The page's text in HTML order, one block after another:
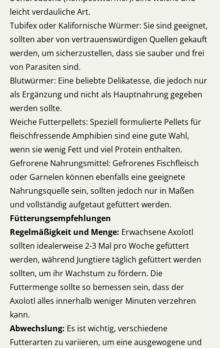
leicht verdauliche Art.
Tubifex oder Kalifornische Würmer: Sie sind geeignet,
sollten aber von vertrauenswürdigen Quellen gekauft
werden, um sicherzustellen, dass sie sauber und frei
von Parasiten sind.
Blutwürmer: Eine beliebte Delikatesse, die jedoch nur
als Ergänzung und nicht als Hauptnahrung gegeben
werden sollte.
Weiche Futterpellets: Speziell formulierte Pellets für
fleischfressende Amphibien sind eine gute Wahl,
wenn sie wenig Fett und viel Protein enthalten.
Gefrorene Nahrungsmittel: Gefrorenes Fischfleisch
oder Garnelen können ebenfalls eine geeignete
Nahrungsquelle sein, sollten jedoch nur in Maßen
und vollständig aufgetaut gefüttert werden.
Fütterungsempfehlungen
Regelmäßigkeit und Menge: Erwachsene Axolotl
sollten idealerweise 2-3 Mal pro Woche gefüttert
werden, während Jungtiere täglich gefüttert werden
sollten, um ihr Wachstum zu fördern. Die
Futtermenge sollte so bemessen sein, dass der
Axolotl alles innerhalb weniger Minuten verzehren
kann.
Abwechslung: Es ist wichtig, verschiedene
Futterarten zu variieren, um eine ausgewogene und